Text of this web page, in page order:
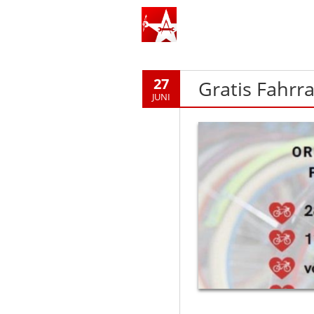
27
JUNI Gratis